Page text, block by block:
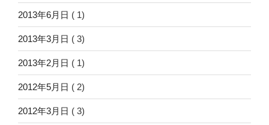
2013年6月日 ( 1)
2013年3月日 ( 3)
2013年2月日 ( 1)
2012年5月日 ( 2)
2012年3月日 ( 3)